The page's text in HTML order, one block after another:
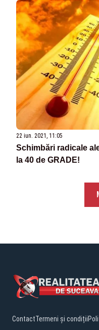
22 iun. 2021, 11:05
Schimbări radicale
la 40 de GRADE!
ContactTermeni și condiții